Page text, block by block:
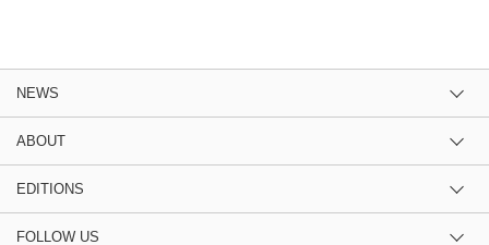
NEWS
ABOUT
EDITIONS
FOLLOW US